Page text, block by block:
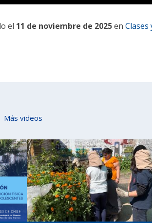
el 11 de noviembre de 2025enClases
Más videos